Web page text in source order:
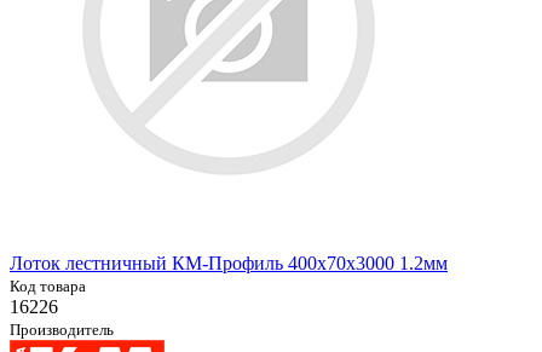
Лоток лестничный КМ-Профиль 400х70х3000 1.2мм
Код товара
16226
Производитель